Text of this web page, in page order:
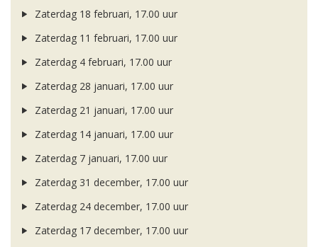
Zaterdag 18 februari, 17.00 uur
Zaterdag 11 februari, 17.00 uur
Zaterdag 4 februari, 17.00 uur
Zaterdag 28 januari, 17.00 uur
Zaterdag 21 januari, 17.00 uur
Zaterdag 14 januari, 17.00 uur
Zaterdag 7 januari, 17.00 uur
Zaterdag 31 december, 17.00 uur
Zaterdag 24 december, 17.00 uur
Zaterdag 17 december, 17.00 uur